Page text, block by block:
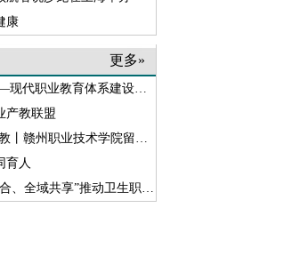
康
更多»
业教育体系建设改革进行时
产教联盟
术学院留联会开展跨文化交流沙龙活动
育人
共享”推动卫生职教数字化转型